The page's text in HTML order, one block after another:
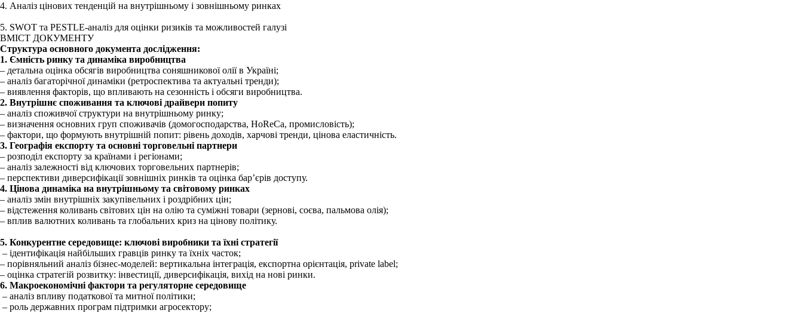
4. Аналіз цінових тенденцій на внутрішньому і зовнішньому ринках
5. SWOT та PESTLE-аналіз для оцінки ризиків та можливостей галузі
ВМІСТ ДОКУМЕНТУ
Структура основного документа дослідження:
1. Ємність ринку та динаміка виробництва
– детальна оцінка обсягів виробництва соняшникової олії в Україні;
– аналіз багаторічної динаміки (ретроспектива та актуальні тренди);
– виявлення факторів, що впливають на сезонність і обсяги виробництва.
2. Внутрішнє споживання та ключові драйвери попиту
– аналіз споживчої структури на внутрішньому ринку;
– визначення основних груп споживачів (домогосподарства, HoReCa, промисловість);
– фактори, що формують внутрішній попит: рівень доходів, харчові тренди, цінова еластичність.
3. Географія експорту та основні торговельні партнери
– розподіл експорту за країнами і регіонами;
– аналіз залежності від ключових торговельних партнерів;
– перспективи диверсифікації зовнішніх ринків та оцінка бар’єрів доступу.
4. Цінова динаміка на внутрішньому та світовому ринках
– аналіз змін внутрішніх закупівельних і роздрібних цін;
– відстеження коливань світових цін на олію та суміжні товари (зернові, соєва, пальмова олія);
– вплив валютних коливань та глобальних криз на цінову політику.
5. Конкурентне середовище: ключові виробники та їхні стратегії
– ідентифікація найбільших гравців ринку та їхніх часток;
– порівняльний аналіз бізнес-моделей: вертикальна інтеграція, експортна орієнтація, private label;
– оцінка стратегій розвитку: інвестиції, диверсифікація, вихід на нові ринки.
6. Макроекономічні фактори та регуляторне середовище
– аналіз впливу податкової та митної політики;
– роль державних програм підтримки агросектору;